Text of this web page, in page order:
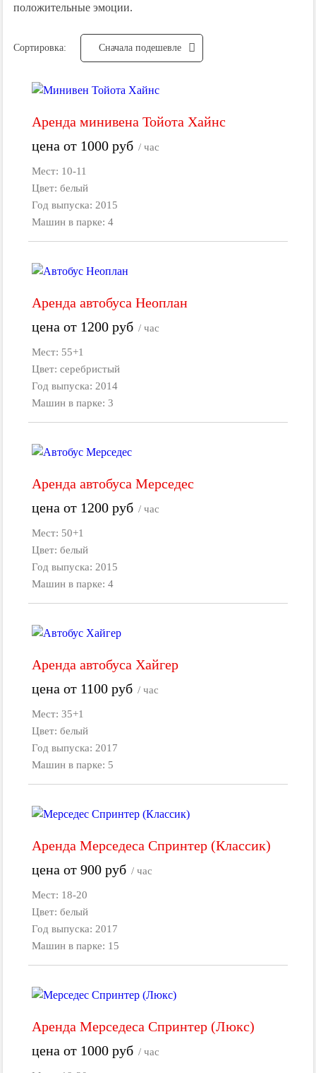
положительные эмоции.
Сортировка: Cначала подешевле
Аренда минивена Тойота Хайнс
цена от 1000руб / час
Мест: 10-11
Цвет: белый
Год выпуска: 2015
Машин в парке: 4
Аренда автобуса Неоплан
цена от 1200руб / час
Мест: 55+1
Цвет: серебристый
Год выпуска: 2014
Машин в парке: 3
Аренда автобуса Мерседес
цена от 1200руб / час
Мест: 50+1
Цвет: белый
Год выпуска: 2015
Машин в парке: 4
Аренда автобуса Хайгер
цена от 1100руб / час
Мест: 35+1
Цвет: белый
Год выпуска: 2017
Машин в парке: 5
Аренда Мерседеса Спринтер (Классик)
цена от 900руб / час
Мест: 18-20
Цвет: белый
Год выпуска: 2017
Машин в парке: 15
Аренда Мерседеса Спринтер (Люкс)
цена от 1000руб / час